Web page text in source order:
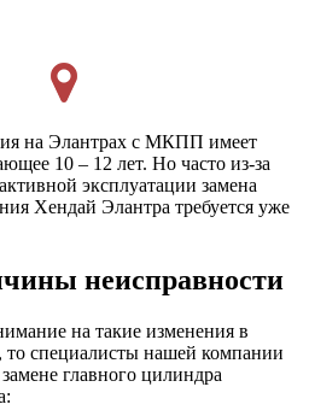
на Элантрах с МКПП имеет
10 – 12 лет. Но часто из-за
эксплуатации замена
Хендай Элантра требуется уже
неисправности
на такие изменения в
то специалисты нашей компании
главного цилиндра